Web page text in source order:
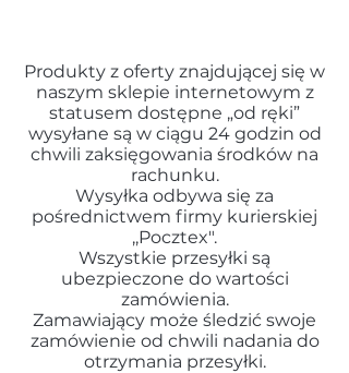
Produkty z oferty znajdującej się w
naszym sklepie internetowym z
statusem dostępne „od ręki”
wysyłane są w ciągu 24 godzin od
chwili zaksięgowania środków na
rachunku.
Wysyłka odbywa się za
pośrednictwem firmy kurierskiej
,,Pocztex".
Wszystkie przesyłki są
ubezpieczone do wartości
zamówienia.
Zamawiający może śledzić swoje
zamówienie od chwili nadania do
otrzymania przesyłki.